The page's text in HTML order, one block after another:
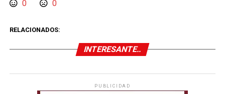
0 0
RELACIONADOS:
INTERESANTE..
PUBLICIDAD